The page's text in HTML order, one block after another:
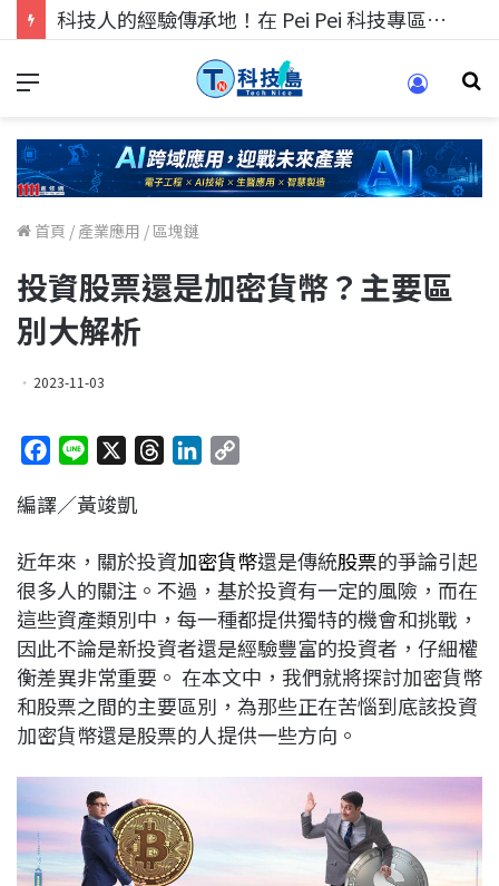
科技人的經驗傳承地！在 Pei Pei 科技專區，與學弟妹交流最硬核的技術
首頁 / 產業應用 /區塊鏈
投資股票還是加密貨幣？主要區
別大解析
2023-11-03
c
b
o
o
k
n
a
d
s
e
d
I
n
L
i
n
k
編譯／黃竣凱
近年來，關於投資加密貨幣還是傳統股票的爭論引起
很多人的關注。不過，基於投資有一定的風險，而在
這些資產類別中，每一種都提供獨特的機會和挑戰，
因此不論是新投資者還是經驗豐富的投資者，仔細權
衡差異非常重要。 在本文中，我們就將探討加密貨幣
和股票之間的主要區別，為那些正在苦惱到底該投資
加密貨幣還是股票的人提供一些方向。